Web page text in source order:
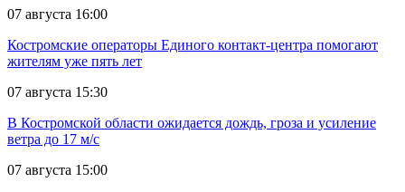
07 августа 16:00
Костромские операторы Единого контакт-центра помогают
жителям уже пять лет
07 августа 15:30
В Костромской области ожидается дождь, гроза и усиление
ветра до 17 м/с
07 августа 15:00